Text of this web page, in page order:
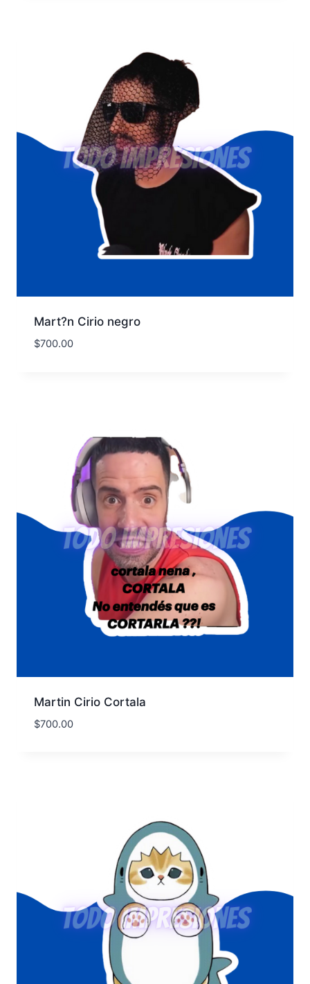
Mart?n Cirio negro
$700.00
Martin Cirio Cortala
$700.00